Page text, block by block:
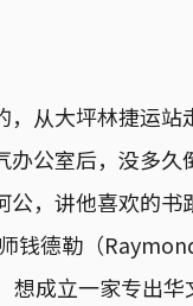
从大坪林捷运
公室后，没多久
，讲他喜欢的书
钱德勒（
成立一家专出华